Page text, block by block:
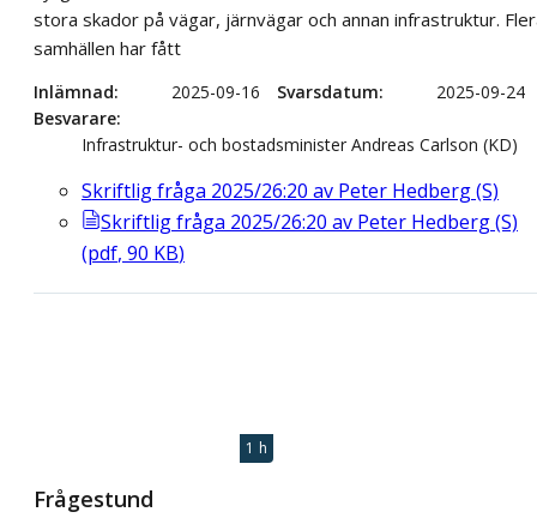
stora skador på vägar, järnvägar och annan infrastruktur.
samhällen har fått
Inlämnad 2025-09-16 Svarsdatum
2025-09-24
Besvarare
Infrastruktur- och bostadsminister Andreas Carlson (KD)
Skriftlig fråga 2025/26:20 av Peter Hedberg (S)
Skriftlig fråga 2025/26:20 av Peter Hedberg (S)
(pdf, 90 KB)
1 h
Frågestund